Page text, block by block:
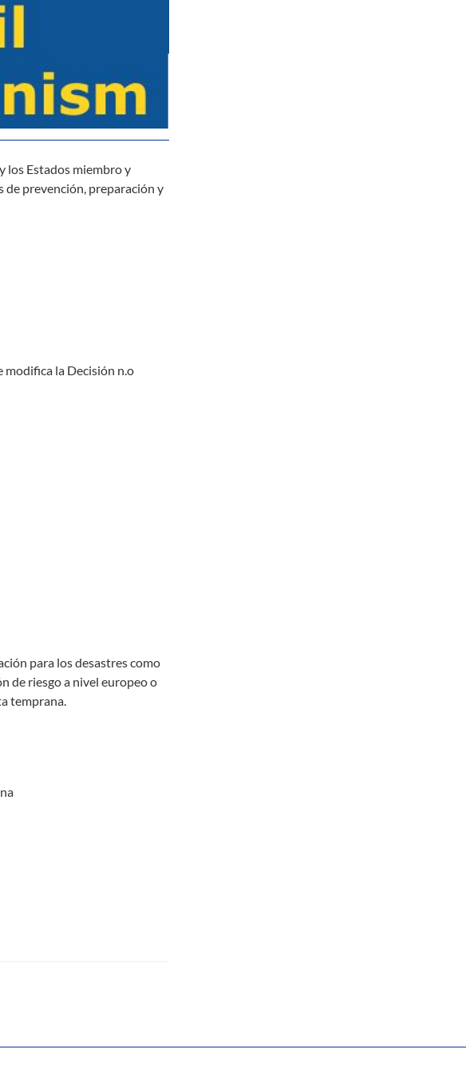
los Estados miembro y
de prevención, preparación y
modifica la Decisión n.o
para los desastres como
de riesgo a nivel europeo o
temprana.